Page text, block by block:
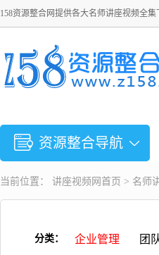
158资源整合网提供各大名师讲座视频全
资源整合导航
当前位置： 讲座视频 网首页 > 名师
分类： 企业管理 团